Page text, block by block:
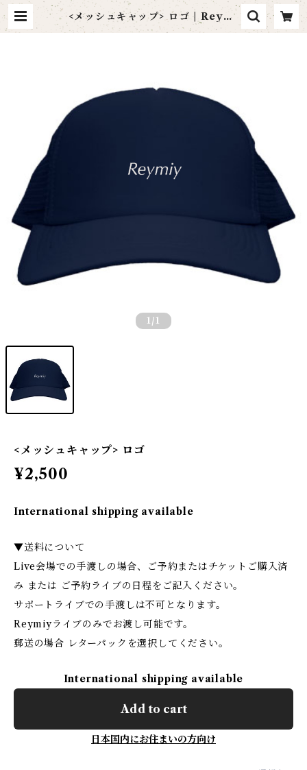
<メッシュキャップ> ロゴ | Reymi
y Official WebShop
1 /1
<メッシュキャップ> ロゴ
¥2,500
International shipping available
▼送料について
Live会場での手渡しの場合、ご予約またはチケットご購入済
み または ご予約ライブの日程をご記入ください。
サポートライブでの手渡しは不可となります。
Reymiyライブのみでお渡し可能です。
郵送の場合 レターパックを選択してください。
International shipping available
Add to cart
日本国内にお住まいの方向け